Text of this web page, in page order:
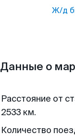
Ж/д
Данные о
Расстояние от
2533 км.
Количество